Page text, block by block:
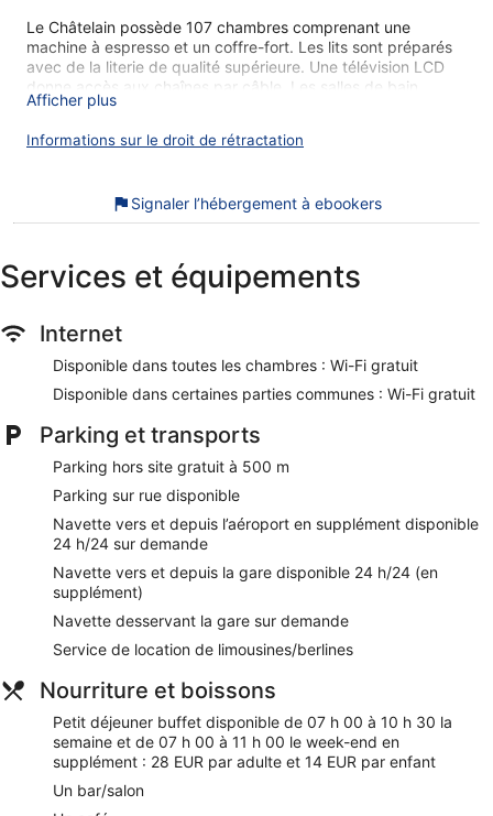
Le Châtelain possède 107 chambres comprenant une
machine à espresso et un coffre-fort. Les lits sont préparés
avec de la literie de qualité supérieure. Une télévision LCD
donne accès aux chaînes par câble. Les salles de bain
comprennent une baignoire ou une douche, des peignoirs,
Vous pourrez accéder à Internet gratuitement par le biais
sèche-cheveux et des rideaux occultants. Un service de
Cet hôtel propose un centre de fitness.
Nos clients nous ont dit qu'ils avaient été enchantés par le
vous ne serez qu'à quelques minutes de marche de Avenue
Louise. Vous pourrez profiter de services et équipements
oublier un centre de fitness.
Wi-Fi gratuit
Vous profiterez de spécialités Cuisine française à La
Maison du Chatelain
Petit déjeuner buffet servi tous les jours en supplément
Parmi les services offerts, vous trouverez un service de
nettoyage à sec / blanchisserie, un service de
conciergerie et un bagagiste/groom
Salle de fitness et activités fun pour tous les âges :
passez un séjour divertissant grâce au nombreux loisirs
proposés sur place
Les clients aiment vraiment beaucoup les logements pour
leur espace généreux et leur propreté
À deux pas de Avenue Louise et à 7 minutes en voiture
de La Grand Place
Afficher plus
Informations sur le droit de rétractation
Signaler l’hébergement à ebookers
Services et équipements
Internet
Disponible dans toutes les chambres : Wi-Fi gratuit
Disponible dans certaines parties communes : Wi-Fi gratuit
Parking et transports
Parking hors site gratuit à 500 m
Parking sur rue disponible
Navette vers et depuis l’aéroport en supplément disponible
24 h/24 sur demande
Navette vers et depuis la gare disponible 24 h/24 (en
supplément)
Navette desservant la gare sur demande
Service de location de limousines/berlines
Nourriture et boissons
Petit déjeuner buffet disponible de 07 h 00 à 10 h 30 la
semaine et de 07 h 00 à 11 h 00 le week-end en
supplément : 28 EUR par adulte et 14 EUR par enfant
Un bar/salon